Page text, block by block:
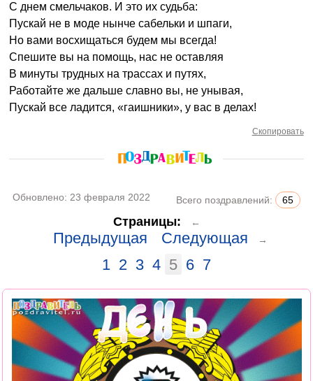
С днем смельчаков. И это их судьба:
Пускай не в моде нынче сабельки и шпаги,
Но вами восхищаться будем мы всегда!
Спешите вы на помощь, нас не оставляя
В минуты трудных на трассах и путях,
Работайте же дальше славно вы, не унывая,
Пускай все ладится, «гаишники», у вас в делах!
Скопировать
Обновлено: 23 февраля 2022 Всего поздравлений: 65
Страницы: ←
Предыдущая Следующая →
1 2 3 4 5 6 7